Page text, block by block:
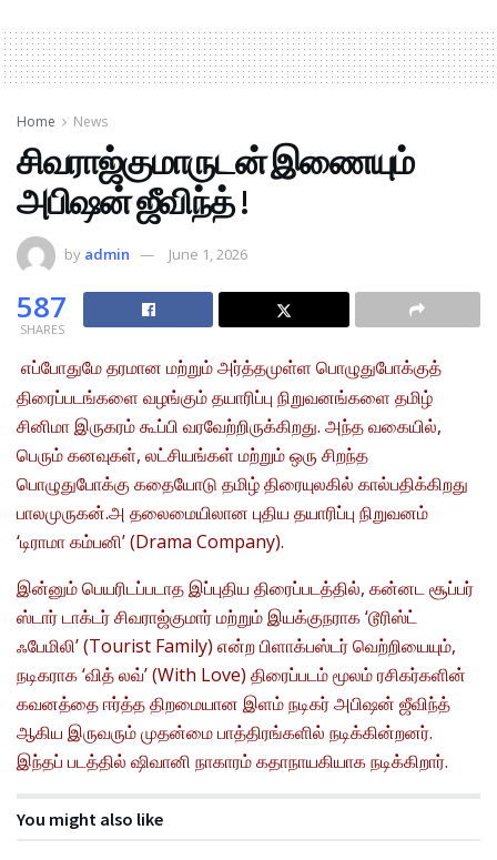
Home News
சிவராஜ்குமாருடன் இணையும்
அபிஷன் ஜீவிந்த் !
by admin June 1, 2026
587
SHARES
எப்போதுமே தரமான மற்றும் அர்த்தமுள்ள பொழுதுபோக்குத்
திரைப்படங்களை வழங்கும் தயாரிப்பு நிறுவனங்களை தமிழ்
சினிமா இருகரம் கூப்பி வரவேற்றிருக்கிறது. அந்த வகையில்,
பெரும் கனவுகள், லட்சியங்கள் மற்றும் ஒரு சிறந்த
பொழுதுபோக்கு கதையோடு தமிழ் திரையுலகில் கால்பதிக்கிறது
பாலமுருகன்.அ தலைமையிலான புதிய தயாரிப்பு நிறுவனம்
‘டிராமா கம்பனி’ (Drama Company).
இன்னும் பெயரிடப்படாத இப்புதிய திரைப்படத்தில், கன்னட சூப்பர்
ஸ்டார் டாக்டர் சிவராஜ்குமார்‌ மற்றும் இயக்குநராக ‘டூரிஸ்ட்
ஃபேமிலி’ (Tourist Family) என்ற பிளாக்பஸ்டர் வெற்றியையும்,
நடிகராக ‘வித் லவ்’ (With Love) திரைப்படம் மூலம் ரசிகர்களின்
கவனத்தை ஈர்த்த திறமையான இளம் நடிகர் அபிஷன் ஜீவிந்த்
ஆகிய இருவரும் முதன்மை பாத்திரங்களில் நடிக்கின்றனர்.
இந்தப் படத்தில் ஷிவானி நாகாரம் கதாநாயகியாக நடிக்கிறார்.
You might also like